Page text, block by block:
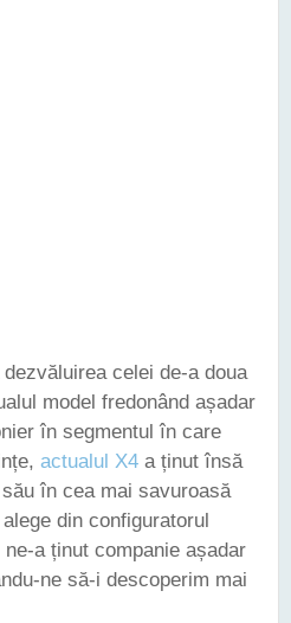
celei de-a doua
model fredonând așadar
în segmentul în care
actualul X4 a ținut însă
în cea mai savuroasă
din configuratorul
ne-a ținut companie așadar
ne să-i descoperim mai